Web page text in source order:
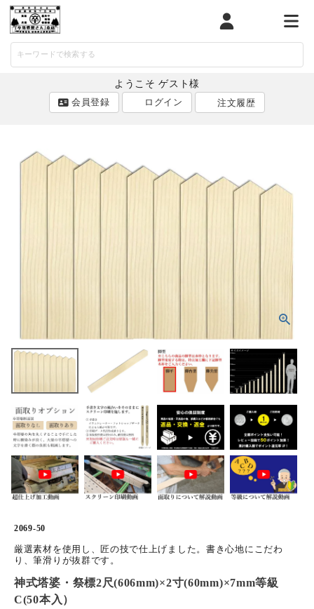
マイページカート メニ
ようこそ ゲスト様
会員登録
ログイン 注文履歴
会員メニュー
ご利用ガイド
よみもの
ご購入履歴・再注文
2069-50
厳選素材を使用し、匠の技で仕上げました。書き心地にこだわ
り、筆滑りが抜群です。
神式塔婆・祭標2尺(606mm)×2寸(60mm)×7mm等級
C(50本入）